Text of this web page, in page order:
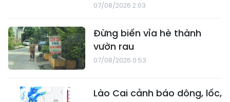
07/08/2026 2:03
Đừng biến vỉa hè thành
vườn rau
07/08/2026 0:53
Lào Cai cảnh báo dông, lốc,